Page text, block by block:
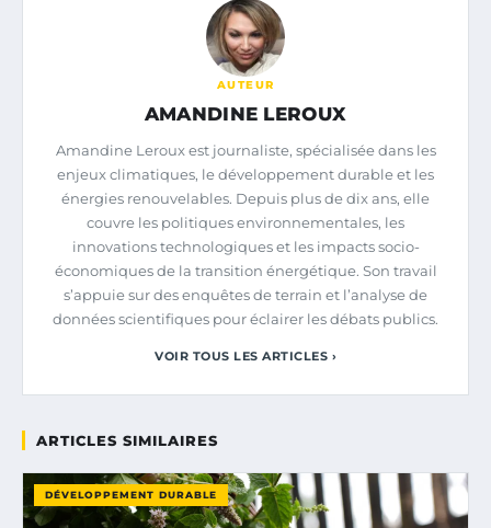
AUTEUR
AMANDINE LEROUX
Amandine Leroux est journaliste, spécialisée dans les
enjeux climatiques, le développement durable et les
énergies renouvelables. Depuis plus de dix ans, elle
couvre les politiques environnementales, les
innovations technologiques et les impacts socio-
économiques de la transition énergétique. Son travail
s’appuie sur des enquêtes de terrain et l’analyse de
données scientifiques pour éclairer les débats publics.
VOIR TOUS LES ARTICLES ›
ARTICLES SIMILAIRES
DÉVELOPPEMENT DURABLE